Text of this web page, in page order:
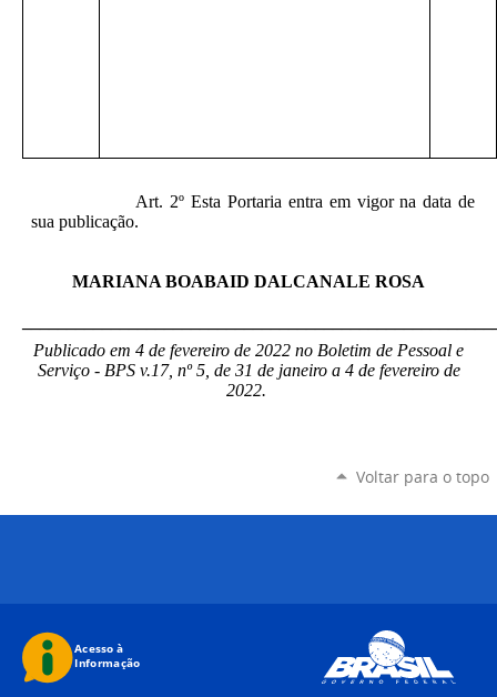
Art. 2º Esta Portaria entra em vigor na data de
sua publicação.
MARIANA BOABAID DALCANALE ROSA
Publicado em 4 de fevereiro de 2022 no Boletim de Pessoal e
Serviço - BPS v.17, nº 5, de 31 de janeiro a 4 de fevereiro de
2022.
Voltar para o topo